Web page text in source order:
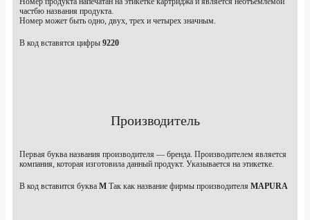
частбю названия продукта.
Номер может быть одно, двух, трех и четырех значным.
В код вставятся цифры 9220
Производитель
Первая буква названия производителя — бренда. Производителем является
компания, которая изготовила данный продукт. Указывается на этикетке.
В код вставится буква M Так как название фирмы производителя MAPURA